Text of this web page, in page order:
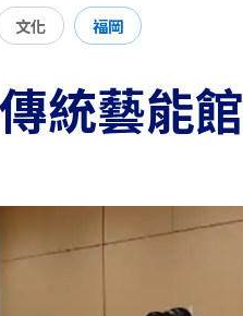
文化 福岡
統藝能館